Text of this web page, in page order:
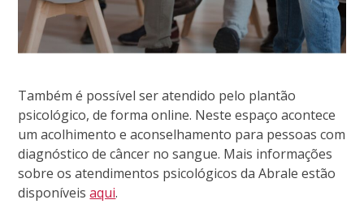
Também é possível ser atendido pelo plantão
psicológico, de forma online. Neste espaço acontece
um acolhimento e aconselhamento para pessoas com
diagnóstico de câncer no sangue. Mais informações
sobre os atendimentos psicológicos da Abrale estão
disponíveisaqui.